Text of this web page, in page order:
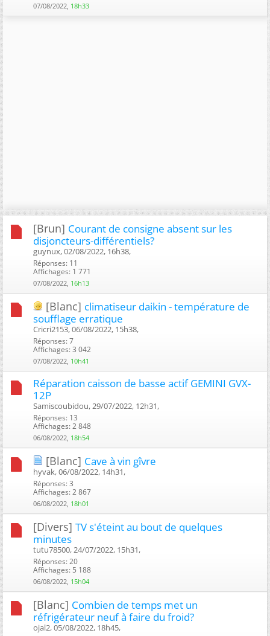
07/08/2022, 18h33
[Brun] Courant de consigne absent sur les
disjoncteurs-différentiels?
guynux, 02/08/2022, 16h38, ‎
Réponses: 11
Affichages: 1 771
07/08/2022, 16h13
[Blanc] climatiseur daikin - température de
soufflage erratique
Cricri2153, 06/08/2022, 15h38, ‎
Réponses: 7
Affichages: 3 042
07/08/2022, 10h41
Réparation caisson de basse actif GEMINI GVX-
12P
Samiscoubidou, 29/07/2022, 12h31, ‎
Réponses: 13
Affichages: 2 848
06/08/2022, 18h54
[Blanc] Cave à vin gîvre
hyvak, 06/08/2022, 14h31, ‎
Réponses: 3
Affichages: 2 867
06/08/2022, 18h01
[Divers] TV s'éteint au bout de quelques
minutes
tutu78500, 24/07/2022, 15h31, ‎
Réponses: 20
Affichages: 5 188
06/08/2022, 15h04
[Blanc] Combien de temps met un
réfrigérateur neuf à faire du froid?
ojal2, 05/08/2022, 18h45, ‎